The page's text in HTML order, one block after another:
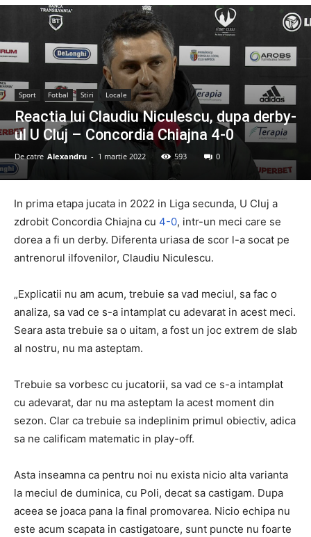
Sport Fotbal Stiri Locale
Reactia lui Claudiu Niculescu, dupa derby-
ul U Cluj – Concordia Chiajna 4-0
De catre Alexandru - 1 martie 2022 593 0
In prima etapa jucata in 2022 in Liga secunda, U Cluj a
zdrobit Concordia Chiajna cu 4-0, intr-un meci care se
dorea a fi un derby. Diferenta uriasa de scor l-a socat pe
antrenorul ilfovenilor, Claudiu Niculescu.
„Explicatii nu am acum, trebuie sa vad meciul, sa fac o
analiza, sa vad ce s-a intamplat cu adevarat in acest meci.
Seara asta trebuie sa o uitam, a fost un joc extrem de slab
al nostru, nu ma asteptam.
Trebuie sa vorbesc cu jucatorii, sa vad ce s-a intamplat
cu adevarat, dar nu ma asteptam la acest moment din
sezon. Clar ca trebuie sa indeplinim primul obiectiv, adica
sa ne calificam matematic in play-off.
Asta inseamna ca pentru noi nu exista nicio alta varianta
la meciul de duminica, cu Poli, decat sa castigam. Dupa
aceea se joaca pana la final promovarea. Nicio echipa nu
este acum scapata in castigatoare, sunt puncte nu foarte